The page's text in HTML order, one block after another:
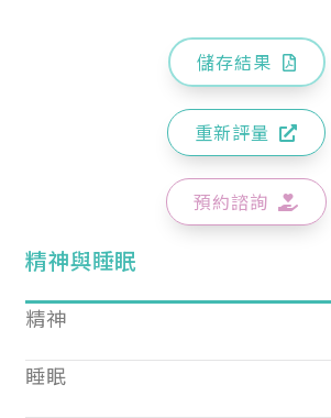
儲存結果
重新評量
預約諮詢
精神與睡眠
精神
睡眠